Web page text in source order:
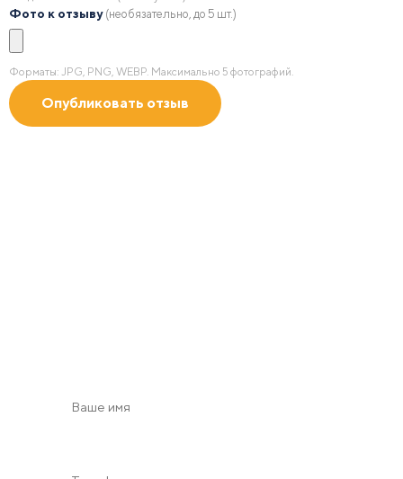
Фото к отзыву (необязательно, до 5 шт.)
Форматы: JPG, PNG, WEBP. Максимально 5 фотографий.